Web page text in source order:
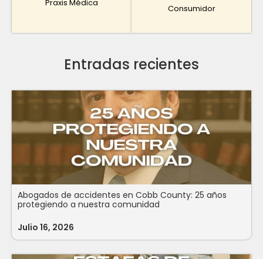
Praxis Médica
Consumidor
Entradas recientes
Abogados de accidentes en Cobb County: 25 años
protegiendo a nuestra comunidad
Julio 16, 2026